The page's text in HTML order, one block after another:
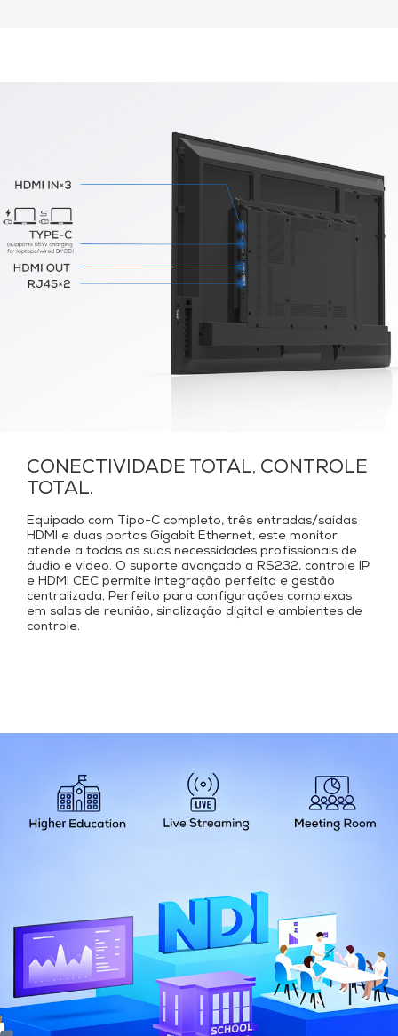
CONECTIVIDADE TOTAL, CONTROLE
TOTAL.
Equipado com Tipo-C completo, três entradas/saídas
HDMI e duas portas Gigabit Ethernet, este monitor
atende a todas as suas necessidades profissionais de
áudio e vídeo. O suporte avançado a RS232, controle IP
e HDMI CEC permite integração perfeita e gestão
centralizada. Perfeito para configurações complexas
em salas de reunião, sinalização digital e ambientes de
controle.